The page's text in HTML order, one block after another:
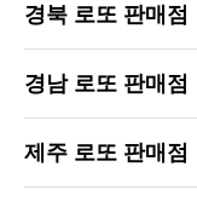
경북 로또 판매점
경남 로또 판매점
제주 로또 판매점